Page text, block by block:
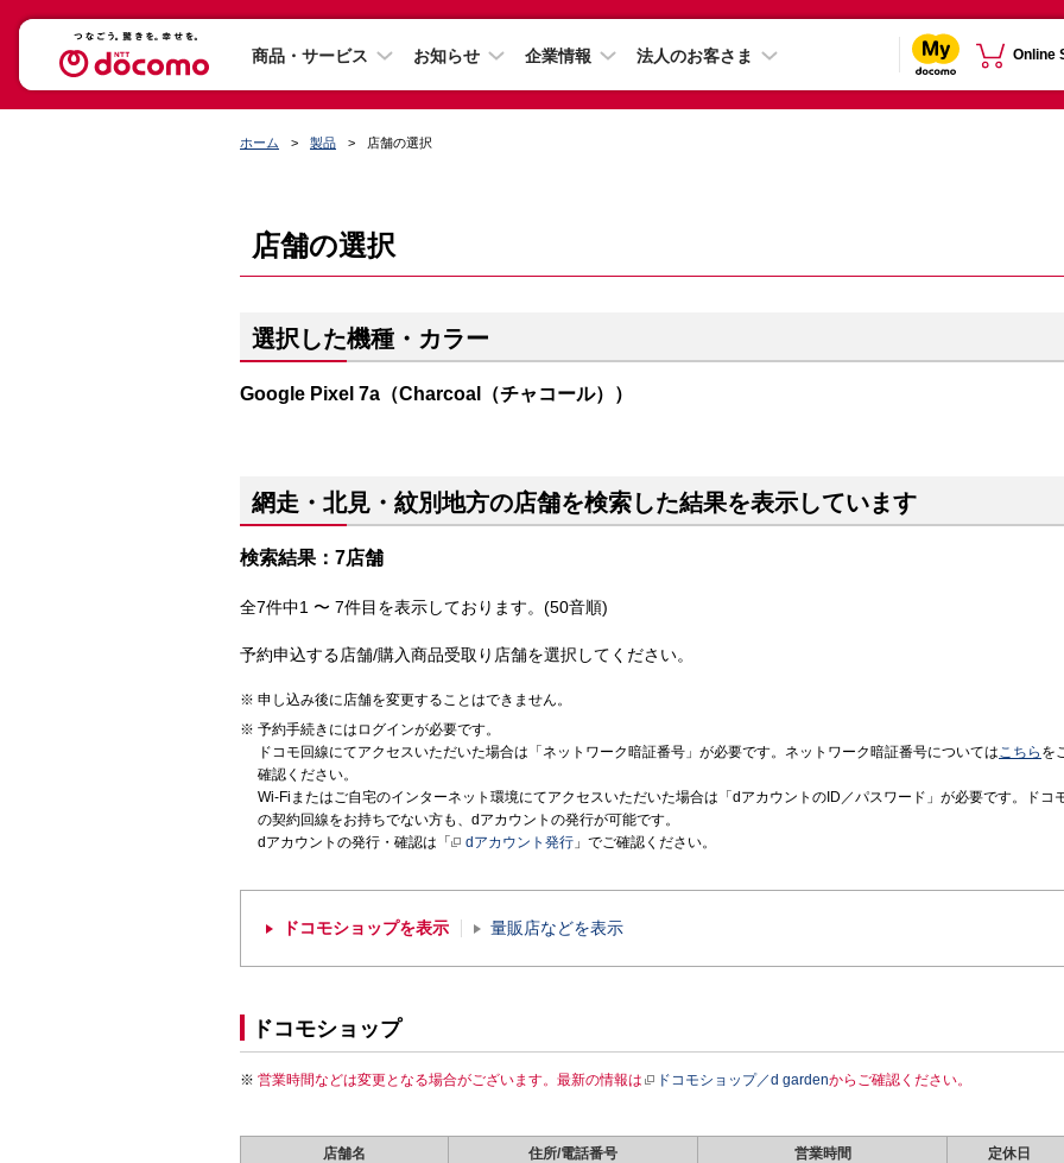
商品・サービス お知らせ 企業情報 法人のお客さま Online
ホーム 製品 店舗の選択
店舗の選択
選択した機種・カラー
Google Pixel 7a（Charcoal（チャコール））
網走・北見・紋別地方の店舗を検索した結果を表示しています
検索結果：7店舗
全7件中1 〜 7件目を表示しております。(50音順)
予約申込する店舗/購入商品受取り店舗を選択してください。
申し込み後に店舗を変更することはできません。
予約手続きにはログインが必要です。
ドコモ回線にてアクセスいただいた場合は「ネットワーク暗証番号」が必要です。ネットワーク暗証番号についてはこちら を
確認ください。
Wi-Fiまたはご自宅のインターネット環境にてアクセスいただいた場合は「dアカウントのID／パスワード」が必要です。ドコ
の契約回線をお持ちでない方も、dアカウントの発行が可能です。
dアカウントの発行・確認は「
dアカウント発行 」でご確認ください。
ドコモショップを表示 量販店などを表示
ドコモショップ
営業時間などは変更となる場合がございます。最新の情報は ドコモショップ／d gardenからご確認ください。
店舗名 住所/電話番号 営業時間 定休日